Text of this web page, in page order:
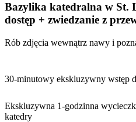
Bazylika katedralna w St.
dostęp + zwiedzanie z
Rób zdjęcia wewnątrz nawy i
30-minutowy ekskluzywny wstęp
Ekskluzywna 1-godzinna
katedry